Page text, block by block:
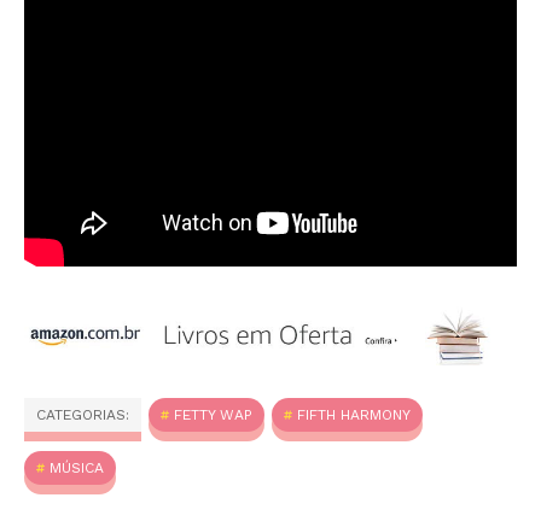
CATEGORIAS: FETTY WAP FIFTH HARMONY
MÚSICA